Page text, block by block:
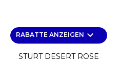
RABATTE ANZEIGEN keyboard_arrow_down
STURT DESERT ROSE